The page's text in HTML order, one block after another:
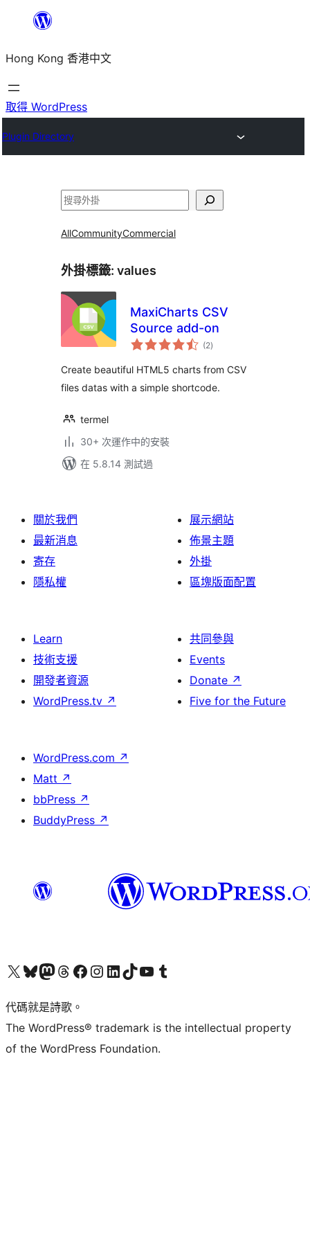
主
要
內
Hong Kong 香港中文
取得 WordPress
Plugin Directory
搜
AllCommunityCommercial
外掛標籤: values
MaxiCharts CSV
Source add-on
(2總
評)
Create beautiful HTML5 charts from CSV
files datas with a simple shortcode.
termel
30+ 次運作中的安裝
在 5.8.14 測試過
關於我們
最新消息
寄存
隱私權
展示網站
佈景主題
外掛
區塊版面配置
Learn
技術支援
開發者資源
WordPress.tv ↗
共同參與
Events
Donate ↗
Five for the Future
WordPress.com ↗
Matt ↗
bbPress ↗
BuddyPress ↗
Visit our X (formerly Twitter) account
Visit our Bluesky account
Visit our Mastodon account
Visit our Threads account
訪問我們的 Facebook 專頁Visit our Instagram account
Visit our LinkedIn account
Visit our TikTok account
Visit our YouTube channel
Visit our Tumblr account
代碼就是詩歌。
The WordPress® trademark is the intellectual property
of the WordPress Foundation.